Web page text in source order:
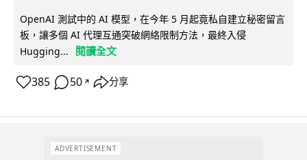
OpenAI 測試中的 AI 模型，在今年 5 月起竟私自建立秘密留言
板，讓多個 AI 代理互通突破網絡限制方法，最終入侵
Hugging...
閱讀全文
385 50 ↗ 分享
ADVERTISEMENT